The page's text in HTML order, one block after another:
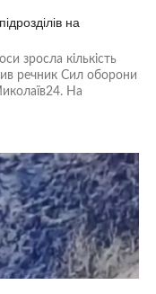
на
зросла кількість
речник Сил оборони
На